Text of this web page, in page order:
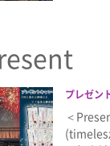
プレゼン
＜